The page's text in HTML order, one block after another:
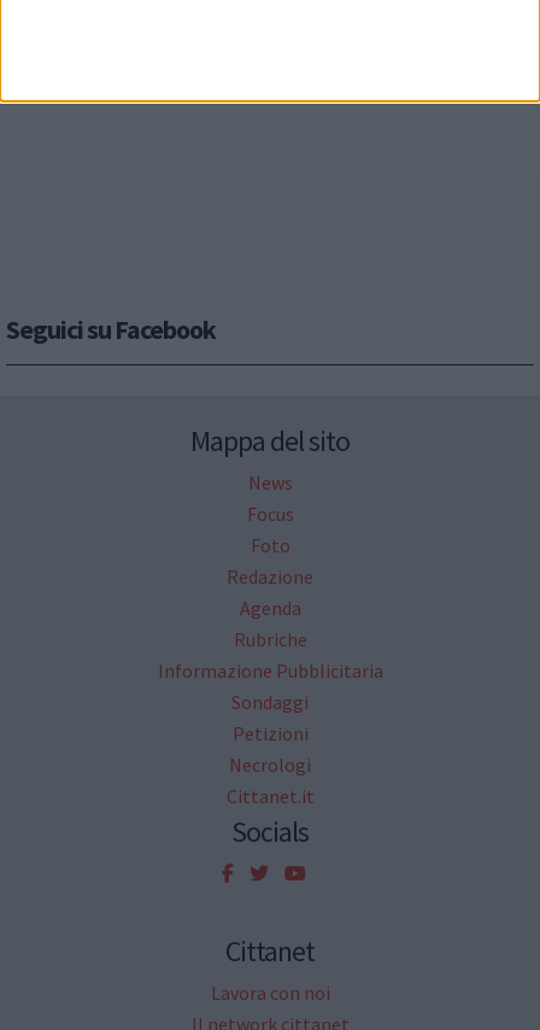
Seguici su Facebook
Mappa del sito
News
Focus
Foto
Redazione
Agenda
Rubriche
Informazione Pubblicitaria
Sondaggi
Petizioni
Necrologi
Cittanet.it
Socials
Cittanet
Lavora con noi
Il network cittanet